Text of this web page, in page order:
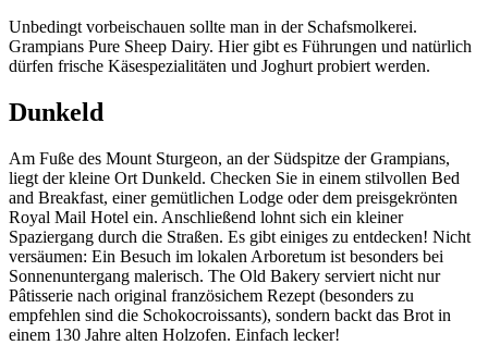
Unbedingt vorbeischauen sollte man in der Schafsmolkerei.
Grampians Pure Sheep Dairy. Hier gibt es Führungen und natürlich
dürfen frische Käsespezialitäten und Joghurt probiert werden.
Dunkeld
Am Fuße des Mount Sturgeon, an der Südspitze der Grampians,
liegt der kleine Ort Dunkeld. Checken Sie in einem stilvollen Bed
and Breakfast, einer gemütlichen Lodge oder dem preisgekrönten
Royal Mail Hotel ein. Anschließend lohnt sich ein kleiner
Spaziergang durch die Straßen. Es gibt einiges zu entdecken! Nicht
versäumen: Ein Besuch im lokalen Arboretum ist besonders bei
Sonnenuntergang malerisch. The Old Bakery serviert nicht nur
Pâtisserie nach original französichem Rezept (besonders zu
empfehlen sind die Schokocroissants), sondern backt das Brot in
einem 130 Jahre alten Holzofen. Einfach lecker!